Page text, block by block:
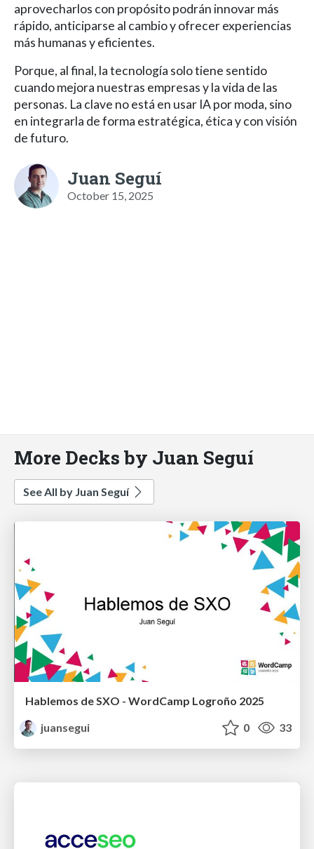
aprovecharlos con propósito podrán innovar más
rápido, anticiparse al cambio y ofrecer experiencias
más humanas y eficientes.
Porque, al final, la tecnología solo tiene sentido
cuando mejora nuestras empresas y la vida de las
personas. La clave no está en usar IA por moda, sino
en integrarla de forma estratégica, ética y con visión
de futuro.
Juan Seguí
October 15, 2025
More Decks by Juan Seguí
See All by Juan Seguí
Hablemos de SXO - WordCamp Logroño 2025
juansegui
0 33